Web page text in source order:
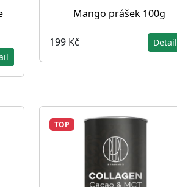
Mango prášek 100g
199 Kč Detail
TOP